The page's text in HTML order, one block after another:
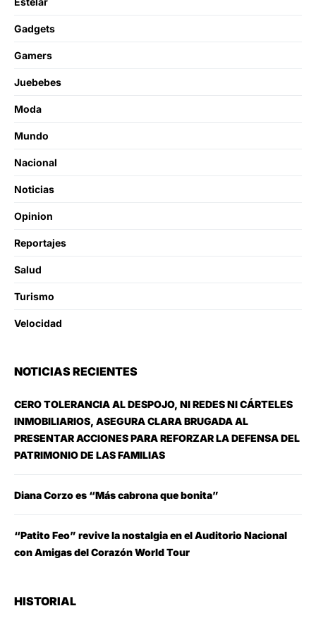
Gadgets
Gamers
Juebebes
Moda
Mundo
Nacional
Noticias
Opinion
Reportajes
Salud
Turismo
Velocidad
NOTICIAS RECIENTES
CERO TOLERANCIA AL DESPOJO, NI REDES NI CÁRTELES
INMOBILIARIOS, ASEGURA CLARA BRUGADA AL
PRESENTAR ACCIONES PARA REFORZAR LA DEFENSA DEL
PATRIMONIO DE LAS FAMILIAS
Diana Corzo es “Más cabrona que bonita”
“Patito Feo” revive la nostalgia en el Auditorio Nacional
con Amigas del Corazón World Tour
HISTORIAL